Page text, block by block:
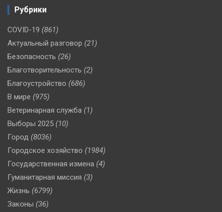
Рубрики
COVID-19 (861)
Актуальный разговор (21)
Безопасность (26)
Благотворительность (2)
Благоустройство (686)
В мире (975)
Ветеринарная служба (1)
Выборы 2025 (10)
Город (8036)
Городское хозяйство (1984)
Государственная измена (4)
Гуманитарная миссия (3)
Жизнь (6799)
Законы (36)